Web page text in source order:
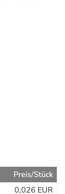
Preis/Stück
0,026 EUR